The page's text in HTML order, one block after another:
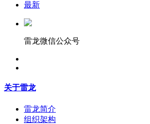
最新
雷龙微信公众号
关于雷龙
雷龙简介
组织架构